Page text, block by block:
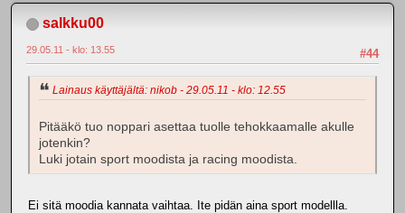
salkku00
#44
29.05.11 - klo: 13.55
Lainaus käyttäjältä: nikob - 29.05.11 - klo: 12.55
Pitääkö tuo noppari asettaa tuolle tehokkaamalle akulle
jotenkin?
Luki jotain sport moodista ja racing moodista.
Ei sitä moodia kannata vaihtaa. Ite pidän aina sport modellla.